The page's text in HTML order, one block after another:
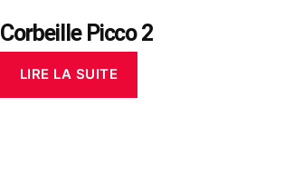
Corbeille Picco 2
LIRE LA SUITE